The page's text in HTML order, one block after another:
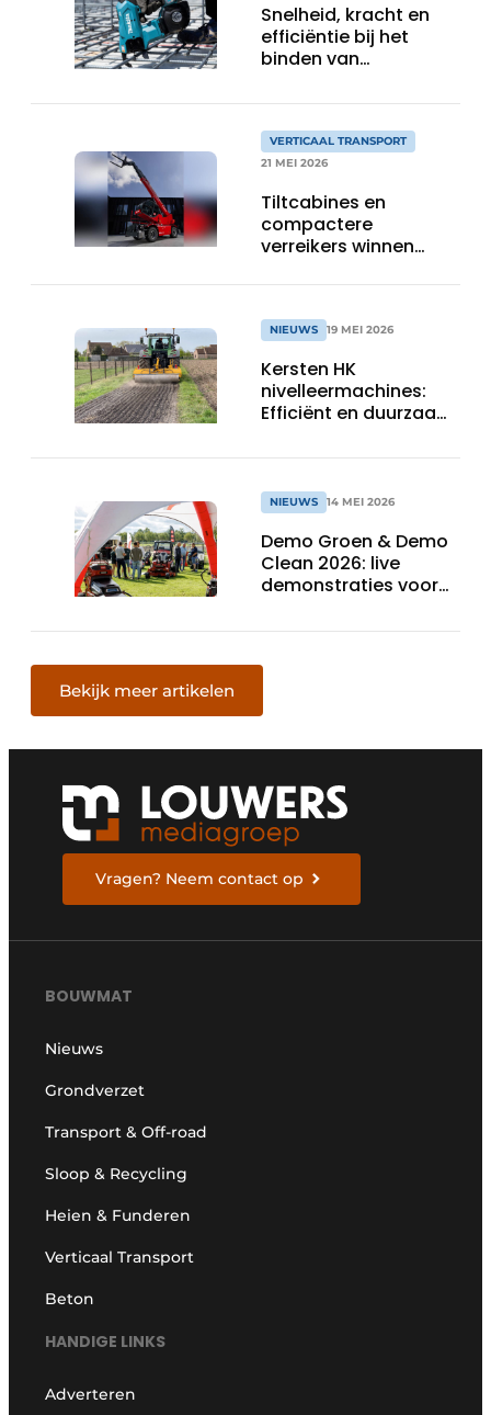
Snelheid, kracht en
efficiëntie bij het
binden van
VERTICAAL TRANSPORT
21 MEI 2026
Tiltcabines en
compactere
verreikers winnen
NIEUWS 19 MEI 2026
Kersten HK
nivelleermachines:
Efficiënt en duurzaam
verharde wegen
NIEUWS 14 MEI 2026
Demo Groen & Demo
Clean 2026: live
demonstraties voor
stadsreiniging en
Bekijk meer artikelen
Vragen? Neem contact op
BOUWMAT
Nieuws
Grondverzet
Transport & Off-road
Sloop & Recycling
Heien & Funderen
Verticaal Transport
Beton
HANDIGE LINKS
Adverteren